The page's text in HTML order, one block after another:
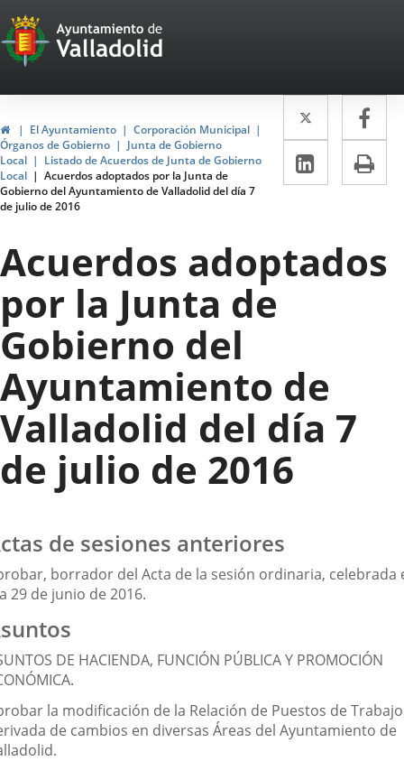
Portal
Web
del
Ayuntamiento
de
Valladolid
HomeEl Ayuntamiento
Corporación Municipal
Órganos de Gobierno
Junta de Gobierno
Local
Listado de Acuerdos de Junta de Gobierno
Local
Acuerdos adoptados por la Junta de
Gobierno del Ayuntamiento de Valladolid del día 7
de julio de 2016
Twitter
Enlace
a
una
a
Linkedin
Enlace
a
externa.
Acuerdos adoptados
por la Junta de
Gobierno del
Ayuntamiento de
Valladolid del día 7
de julio de 2016
de sesiones anteriores
borrador del Acta de la sesión ordinaria, celebrada
29 de junio de 2016.
DE HACIENDA, FUNCIÓN PÚBLICA Y PROMOCIÓN
la modificación de la Relación de Puestos de Trabajo
de cambios en diversas Áreas del Ayuntamiento de